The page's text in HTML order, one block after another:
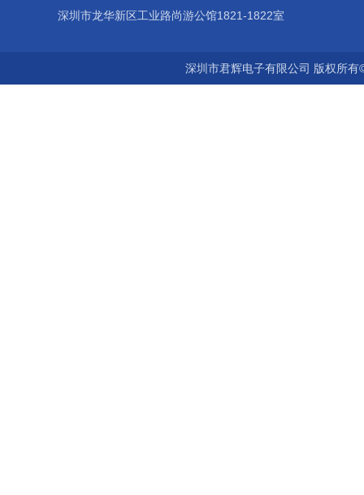
深圳市龙华新区工业路尚游公馆1821-1822室
深圳市君辉电子有限公司 版权所